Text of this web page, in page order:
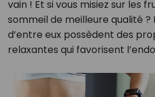
vain ! Et si vous misiez sur les
sommeil de meilleure qualité ?
d’entre eux possèdent des
relaxantes qui favorisent